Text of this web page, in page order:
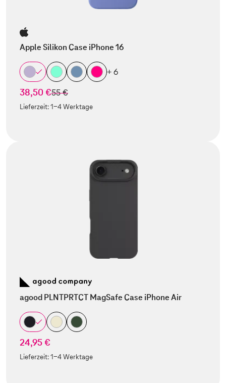
Apple Silikon Case iPhone 16
+ 6
38,50 €statt
55 €
Lieferzeit:1-4 Werktage
agood PLNTPRTCT MagSafe Case iPhone Air
24,95 €
Lieferzeit:1-4 Werktage